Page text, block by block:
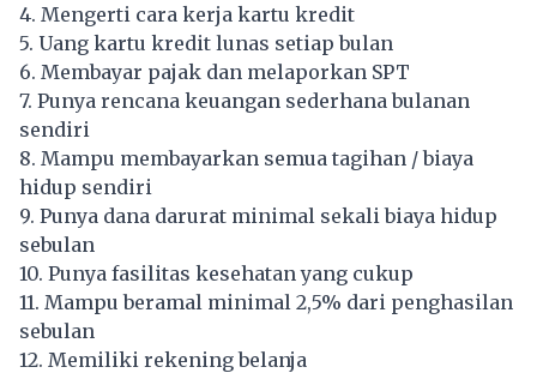
4. Mengerti cara kerja kartu kredit
5. Uang kartu kredit lunas setiap bulan
6. Membayar pajak dan melaporkan SPT
7. Punya rencana keuangan sederhana bulanan
sendiri
8. Mampu membayarkan semua tagihan / biaya
hidup sendiri
9. Punya dana darurat minimal sekali biaya hidup
sebulan
10. Punya fasilitas kesehatan yang cukup
11. Mampu beramal minimal 2,5% dari penghasilan
sebulan
12. Memiliki rekening belanja